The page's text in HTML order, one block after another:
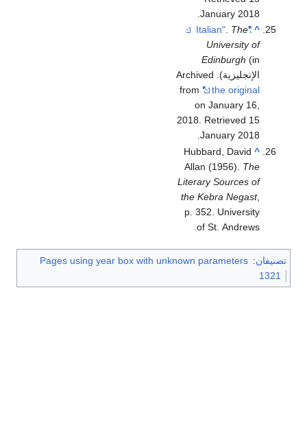
January 2018
.
^
"Italian"
. The
University of
Edinburgh (in
الإنجليزية). Archived
from
the original
on January 16,
2018. Retrieved 15
January 2018
.
^
Hubbard, David
Allan (1956). The
Literary Sources of
the Kebra Negast,
p. 352. University
of St. Andrews.
تصنيفان:
Pages using year box with unknown parameters
1321